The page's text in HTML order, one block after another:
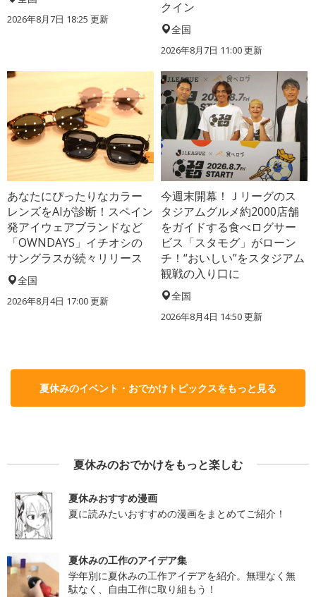
2026年8月7日 18:25 更新
クイン
全国
2026年8月7日 11:00更新
あなたにぴったりなカラー
レンズをAIが診断！スペイン
発アイウェアブランドなど
「OWNDAYS」イチオシの
サングラスが続々リリース
全国
2026年8月4日 17:00更新
今週末開幕！Ｊリーグのス
タジアムグルメ約2000店舗
をガイドする食べログサー
ビス「スタモグ」がローン
チ！“おいしい”をスタジアム
観戦の入り口に
全国
2026年8月4日 14:50更新
夏休みのイベント・おでかけトピックスをもっと見る
夏休みのおでかけをもっと楽しむ
夏休みおすすめ漫画
夏に読みたいおすすめの漫画をまとめてご紹介！
夏休みの工作のアイデア集
学年別に夏休みの工作アイデアを紹介。無理なく無
駄なく、自由工作に取り組もう！